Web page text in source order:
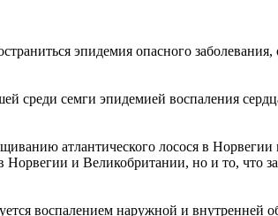
эпидемия опасного
среди семги эпидемией воспаления
атлантического лосося в Норвегии
и Великобритании, но и то, что
воспалением наружной и внутренней